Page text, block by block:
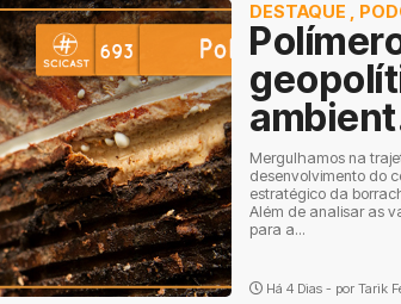
DESTAQUE
Mergulhamos na
desenvolvimento do
estratégico da
Além de analisar as
para a...
Há 4 Dias - por Tarik